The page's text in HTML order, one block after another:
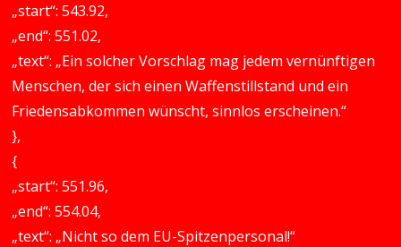
„start“: 543.92,
„end“: 551.02,
„text“: „Ein solcher Vorschlag mag jedem vernünftigen
Menschen, der sich einen Waffenstillstand und ein
Friedensabkommen wünscht, sinnlos erscheinen.“
},
{
„start“: 551.96,
„end“: 554.04,
„text“: „Nicht so dem EU-Spitzenpersonal!“